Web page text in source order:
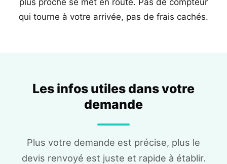
plus proche se met en route. Pas de compteur
qui tourne à votre arrivée, pas de frais cachés.
Les infos utiles dans votre
demande
Plus votre demande est précise, plus le
devis renvoyé est juste et rapide à établir.